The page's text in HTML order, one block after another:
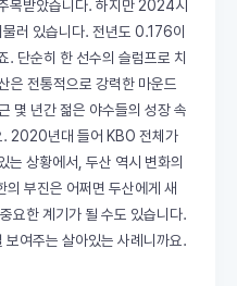
목받았습니다. 하지만 2024시
러 있습니다. 전년도 0.176이
. 단순히 한 선수의 슬럼프로 치
은 전통적으로 강력한 마운드
몇 년간 젊은 야수들의 성장 속
. 2020년대 들어 KBO 전체가
는 상황에서, 두산 역시 변화의
부진은 어쩌면 두산에게 새
요한 계기가 될 수도 있습니다.
여주는 살아있는 사례니까요.